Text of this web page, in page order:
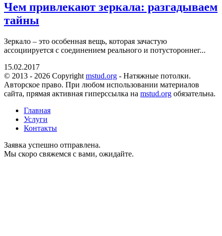
Чем привлекают зеркала: разгадываем
тайны
Зеркало – это особенная вещь, которая зачастую
ассоциируется с соединением реального и потустороннег...
15.02.2017
© 2013 - 2026 Copyright mstud.org - Натяжные потолки.
Авторское право. При любом использовании материалов
сайта, прямая активная гиперссылка на mstud.org обязательна.
Главная
Услуги
Контакты
Заявка успешно отправлена.
Мы скоро свяжемся с вами, ожидайте.